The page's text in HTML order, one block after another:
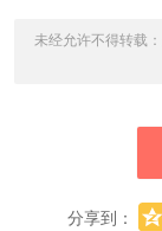
未经允许不得转载：
分享到：